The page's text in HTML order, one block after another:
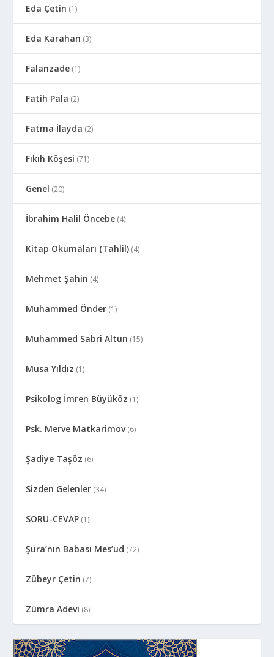
Eda Çetin (1)
Eda Karahan (3)
Falanzade (1)
Fatih Pala (2)
Fatma İlayda (2)
Fıkıh Köşesi (71)
Genel (20)
İbrahim Halil Öncebe (4)
Kitap Okumaları (Tahlil) (4)
Mehmet Şahin (4)
Muhammed Önder (1)
Muhammed Sabri Altun (15)
Musa Yıldız (1)
Psikolog İmren Büyüköz (1)
Psk. Merve Matkarimov(6)
Şadiye Taşöz (6)
Sizden Gelenler (34)
SORU-CEVAP (1)
Şura’nın Babası Mes’ud (72)
Zübeyr Çetin (7)
Zümra Adevi (8)